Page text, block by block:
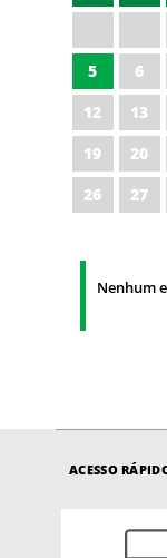
5
6
12
13
19
20
26
27
Nenhum
ACESSO